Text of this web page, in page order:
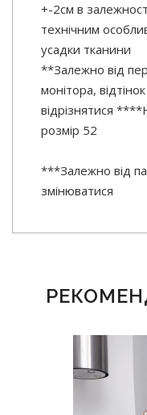
+-2см в
технічним
усадки тканини
**Залежно від
монітора,
відрізнятися
розмір 52
***Залежно від
змінюватися